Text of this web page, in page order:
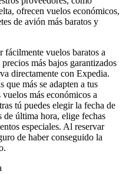
ofrecen vuelos económicos,
de avión más baratos y
fácilmente vuelos baratos a
más bajos garantizados
directamente con Expedia.
que más se adapten a tus
más económicos a
tú puedes elegir la fecha de
de última hora, elige fechas
especiales. Al reservar
de haber conseguido la